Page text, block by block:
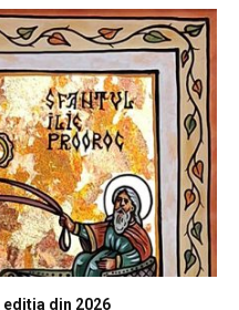
din 2026